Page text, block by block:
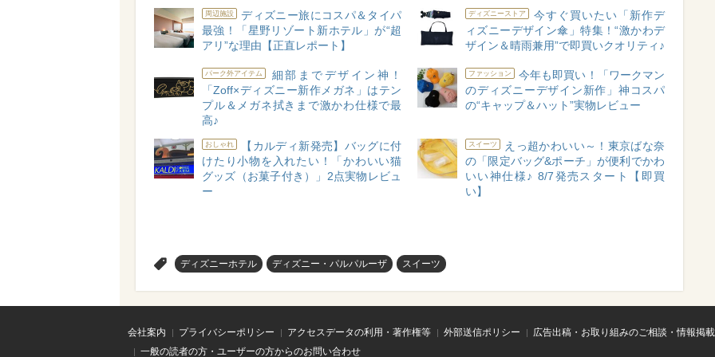
周辺施設
ディズニー旅にコスパ＆タイパ
最強！「星野リゾート新ホテル」が“超
アリ”な理由【正直レポート】
ディズニーストア
今すぐ買いたい「新作デ
ィズニーデザイン傘」特集！“激かわデ
ザイン＆晴雨兼用”で即買いクオリティ♪
パーク外アイテム
細部までデザイン神！
「Zoff×ディズニー新作メガネ」はテン
プル＆メガネ拭きまで激かわ仕様で最
高♪
ファッション
今年も即買い！「ワークマン
のディズニーデザイン新作」神コスパ
の“キャップ＆ハット”実物レビュー
おしゃれ
【カルディ新発売】バッグに付
けたり小物を入れたい！「かわいい猫
グッズ（お菓子付き）」2点実物レビュ
ー
スイーツ
えっ超かわいい～！東京ばな奈
の「限定バッグ&ポーチ」が便利でかわ
いい神仕様♪ 8/7発売スタート【即買
い】
ディズニーホテル ディズニー・パルパルーザ スイーツ
会社案内 プライバシーポリシー アクセスデータの利用・著作権等 外部送信ポリシー
広告出稿・お取り組みのご相談・情報掲
一般の読者の方・ユーザーの方からのお問い合わせ